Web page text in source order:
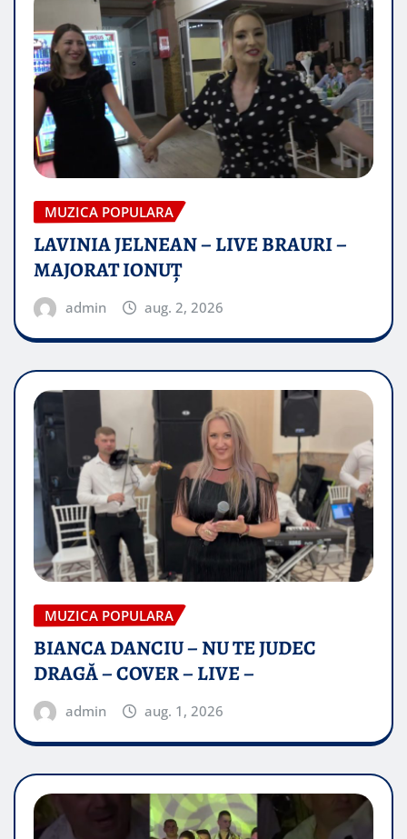
MUZICA POPULARA
LAVINIA JELNEAN – LIVE BRAURI –
MAJORAT IONUŢ
admin aug. 2, 2026
MUZICA POPULARA
BIANCA DANCIU – NU TE JUDEC
DRAGĂ – COVER – LIVE –
admin aug. 1, 2026